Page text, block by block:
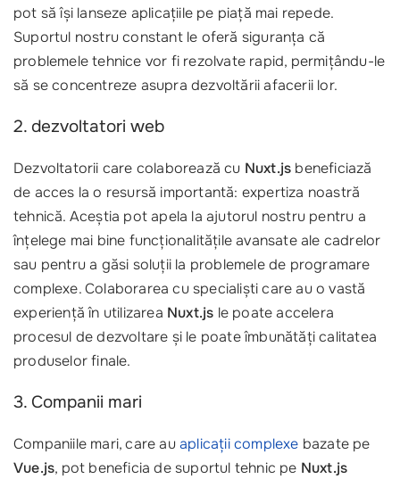
pot să își lanseze aplicațiile pe piață mai repede.
Suportul nostru constant le oferă siguranța că
problemele tehnice vor fi rezolvate rapid, permițându-le
să se concentreze asupra dezvoltării afacerii lor.
2. dezvoltatori web
Dezvoltatorii care colaborează cu Nuxt.js beneficiază
de acces la o resursă importantă: expertiza noastră
tehnică. Aceștia pot apela la ajutorul nostru pentru a
înțelege mai bine funcționalitățile avansate ale cadrelor
sau pentru a găsi soluții la problemele de programare
complexe. Colaborarea cu specialiști care au o vastă
experiență în utilizarea Nuxt.js le poate accelera
procesul de dezvoltare și le poate îmbunătăți calitatea
produselor finale.
3. Companii mari
Companiile mari, care auaplicații complexe bazate pe
Vue.js, pot beneficia de suportul tehnic pe Nuxt.js